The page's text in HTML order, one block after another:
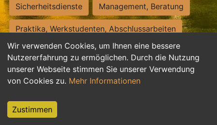
Wir verwenden Cookies, um Ihnen eine bessere
Nutzererfahrung zu ermöglichen. Durch die Nutzung
unserer Webseite stimmen Sie unserer Verwendung
von Cookies zu. Mehr Informationen
Zustimmen
Sicherheitsdienste Management, Beratung
Praktika, Werkstudenten, Abschlussarbeiten
Personalwesen Assistenz, Sekretariat
Hilfskräfte, Aushilfs- und Nebenjobs
Weiterbildung, Studium, duale Ausbildung